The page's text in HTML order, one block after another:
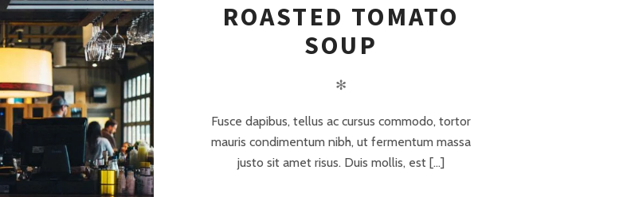
ROASTED TOMATO
SOUP
✻
Fusce dapibus, tellus ac cursus commodo, tortor
mauris condimentum nibh, ut fermentum massa
justo sit amet risus. Duis mollis, est [...]